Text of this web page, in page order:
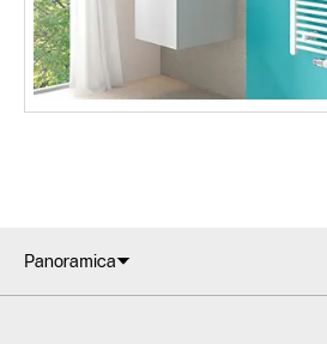
Panoramica